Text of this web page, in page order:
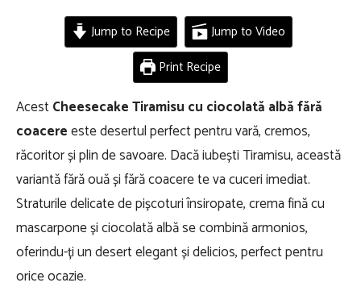
Jump to Recipe
Jump to Video
Print Recipe
AcestCheesecake Tiramisu cu ciocolată albă fără
coacereeste desertul perfect pentru vară, cremos,
răcoritor și plin de savoare. Dacă iubești Tiramisu, această
variantă fără ouă și fără coacere te va cuceri imediat.
Straturile delicate de pișcoturi însiropate, crema fină cu
mascarpone și ciocolată albă se combină armonios,
oferindu-ți un desert elegant și delicios, perfect pentru
orice ocazie.